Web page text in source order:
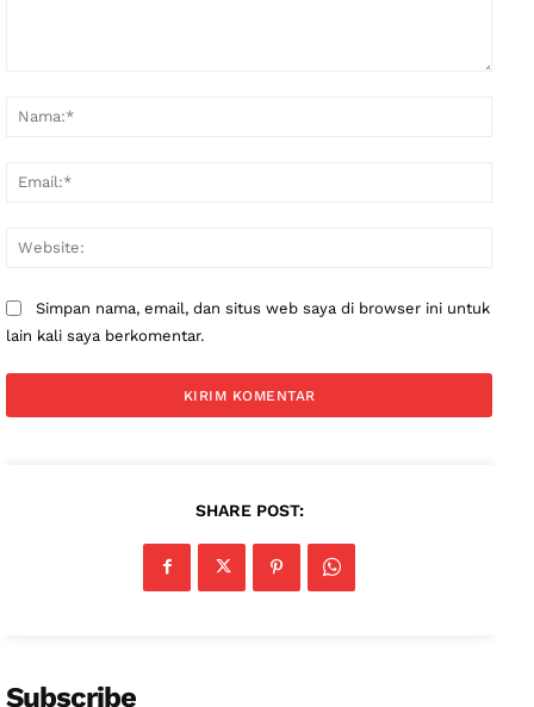
Simpan nama, email, dan situs web saya di browser ini untuk
lain kali saya berkomentar.
SHARE POST:
Subscribe